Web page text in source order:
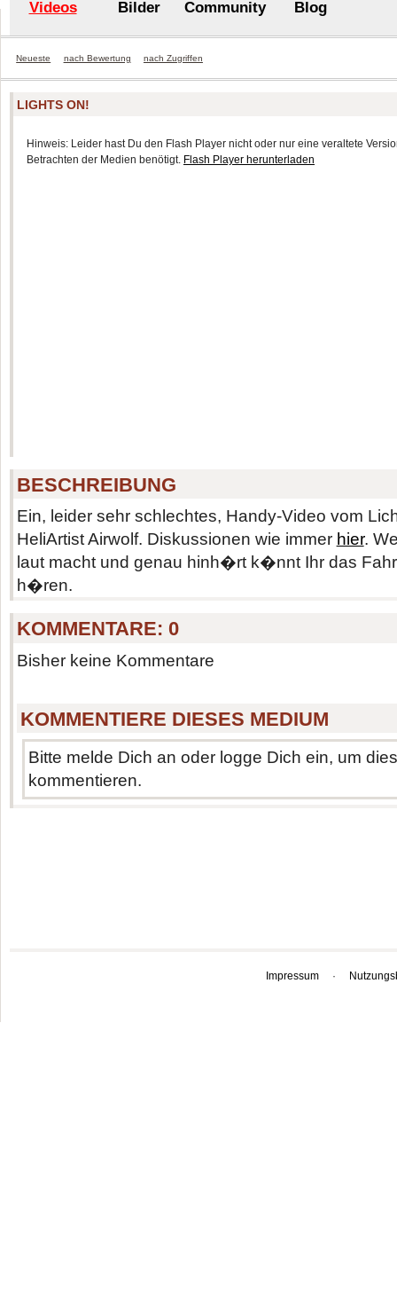
Videos Bilder Community Blog
Neueste nach Bewertung nach Zugriffen
LIGHTS ON!
Hinweis: Leider hast Du den Flash Player nicht oder nur eine veraltete
Betrachten der Medien benötigt. Flash Player herunterladen
BESCHREIBUNG
Ein, leider sehr schlechtes, Handy-Video vom
HeliArtist Airwolf. Diskussionen wie immer hier.
laut macht und genau hinh�rt k�nnt Ihr das
h�ren.
KOMMENTARE:0
Bisher keine Kommentare
KOMMENTIERE DIESES MEDIUM
Bitte melde Dich an oder logge Dich ein, um
kommentieren.
Impressum ·